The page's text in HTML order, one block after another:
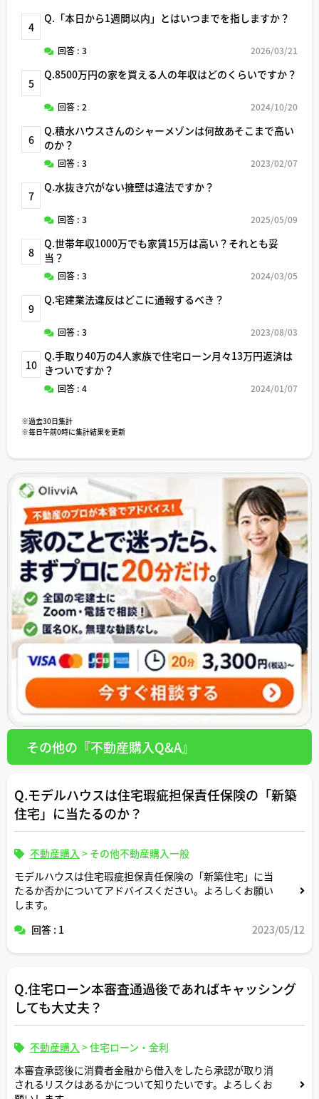
4
Q.「本日から1週間以内」とはいつまでを指しますか？
回答 : 3 2026/03/21
5
Q.8500万円の家を買える人の年収はどのくらいですか？
回答 : 2 2024/10/20
6
Q.積水ハウスさんのシャーメゾンは何故あそこまで高い
のか？
回答 : 3 2023/02/07
7
Q.水抜き穴がない擁壁は違法ですか？
回答 : 3 2025/05/09
8
Q.世帯年収1000万でも家賃15万は高い？それとも妥
当？
回答 : 3 2024/03/05
9
Q.宅建業法違反はどこに通報するべき？
回答 : 3 2023/08/03
10
Q.手取り40万の4人家族で住宅ローン月々13万円返済は
きついですか？
回答 : 4 2024/01/07
※過去30日集計
※毎日午前0時に集計結果を更新
その他の『不動産購入Q&A』
Q.モデルハウスは住宅瑕疵担保責任保険の「新築
住宅」に当たるのか？
不動産購入 > その他不動産購入一般
モデルハウスは住宅瑕疵担保責任保険の「新築住宅」に当
たるか否かについてアドバイスください。よろしくお願い
します。
回答 : 1
2023/05/12
Q.住宅ローン本審査通過後であればキャッシング
しても大丈夫？
不動産購入 >住宅ローン・金利
本審査承認後に消費者金融から借入をしたら承認が取り消
されるリスクはあるかについて知りたいです。よろしくお